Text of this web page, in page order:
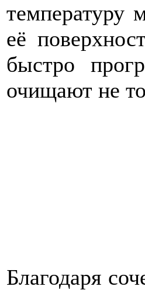
температуру
её
быстро
очищают не
Благодаря